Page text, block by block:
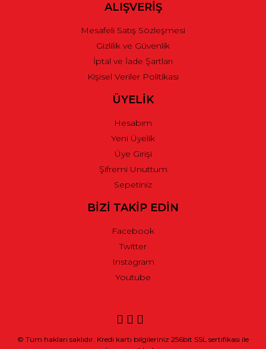
ALIŞVERİŞ
Mesafeli Satış Sözleşmesi
Gizlilik ve Güvenlik
İptal ve İade Şartları
Kişisel Veriler Politikası
ÜYELİK
Hesabım
Yeni Üyelik
Üye Girişi
Şifremi Unuttum
Sepetiniz
BİZİ TAKİP EDİN
Facebook
Twitter
Instagram
Youtube
© Tüm hakları saklıdır. Kredi kartı bilgileriniz 256bit SSL sertifikası ile